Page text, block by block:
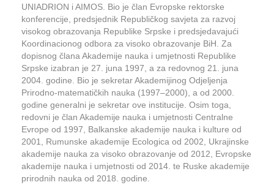
UNIADRION i AIMOS. Bio je član Evropske rektorske
konferencije, predsjednik Republičkog savjeta za razvoj
visokog obrazovanja Republike Srpske i predsjedavajući
Koordinacionog odbora za visoko obrazovanje BiH. Za
dopisnog člana Akademije nauka i umjetnosti Republike
Srpske izabran je 27. juna 1997, a za redovnog 21. juna
2004. godine. Bio je sekretar Akademijinog Odjeljenja
Prirodno-matematičkih nauka (1997–2000), a od 2000.
godine generalni je sekretar ove institucije. Osim toga,
redovni je član Akademije nauka i umjetnosti Centralne
Evrope od 1997, Balkanske akademije nauka i kulture od
2001, Rumunske akademije Ecologica od 2002, Ukrajinske
akademije nauka za visoko obrazovanje od 2012, Evropske
akademije nauka i umjetnosti od 2014. te Ruske akademije
prirodnih nauka od 2018. godine.